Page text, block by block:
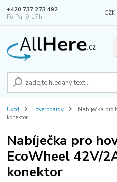
CZK
+420 737 273 492
Po-Pá, 9-17h
Úvod Hoverboardy
Nabíječka pro
konektor
Nabíječka pro
EcoWheel 42V/
konektor